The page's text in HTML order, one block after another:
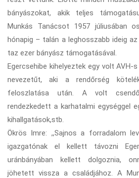
bányászokat, akik teljes
Munkás Tanácsot 1957 júliusában
hónapig – talán a leghosszabb ideig
taz ezer bányász támogatásával.
Egercsehibe kihelyeztek egy volt AVH-
nevezetűt, aki a rendőrség
feloszlatása után. A volt
rendezkedett a karhatalmi egységgel
kihallgatások,stb.
Ökrös Imre: ,,Sajnos a forradalom
igazgatónak el kellett távozni
uránbányában kellett dolgoznia,
jöhetett vissza a családjához. A